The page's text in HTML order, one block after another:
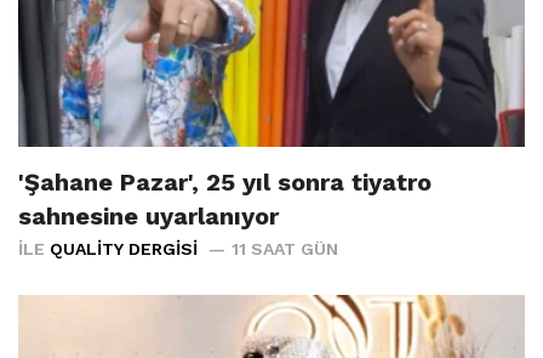
'Şahane Pazar', 25 yıl sonra tiyatro
sahnesine uyarlanıyor
İLE QUALITY DERGISI 11 SAAT GÜN